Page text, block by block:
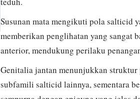
Susunan mata mengikuti pola salticid
memberikan penglihatan yang sangat
anterior, mendukung perilaku
Genitalia jantan menunjukkan struktur
subfamili salticid lainnya, sementara